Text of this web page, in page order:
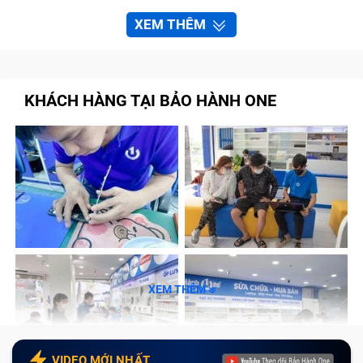
Imac Pro 2020 (đã tính công) bị hỏng
Imac Pro 2020 (đã tính công)
Ổ đĩa DVD là một định dạng lưu trữ đĩa quan phổ biến,
với công dụng chính là lưu trữ video và lưu trữ dữ liệu. Ổ
đĩa DVD hỗ trợ rất nhiều cho người sử dụng laptop trong
việc cài win, cày driver và các phần mền quan trọng, lưu
trữ dữ liệu, game,.. Hầu hết các dòng máy laptop đều có
thiết kế sẵn ổ đĩa này trong máy tiện cho việc sử dụng.
XEM THÊM
KHÁCH HÀNG TẠI BẢO HÀNH ONE
XEM THÊM